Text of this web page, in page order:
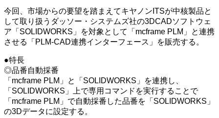
今回、市場からの要望を踏まえてキヤノンITSが中核製品と
して取り扱うダッソー・システムズ社の3DCADソフトウェ
ア「SOLIDWORKS」を対象として「mcframe PLM」と連携
させる「PLM-CAD連携インターフェース」を販売する。
●特長
◎品番自動採番
「mcframe PLM」と「SOLIDWORKS」を連携し、
「SOLIDWORKS」上で専用コマンドを実行することで
「mcframe PLM」で自動採番した品番を「SOLIDWORKS」
の3Dデータに設定する。